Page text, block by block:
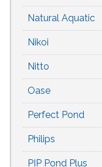
Natural Aquatic
Nikoi
Nitto
Oase
Perfect Pond
Philips
PIP Pond Plus